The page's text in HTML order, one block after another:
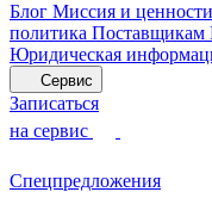
Блог Миссия и ценности
политика Поставщикам
Юридическая
Сервис
Записаться
на сервис
Спецпредложения